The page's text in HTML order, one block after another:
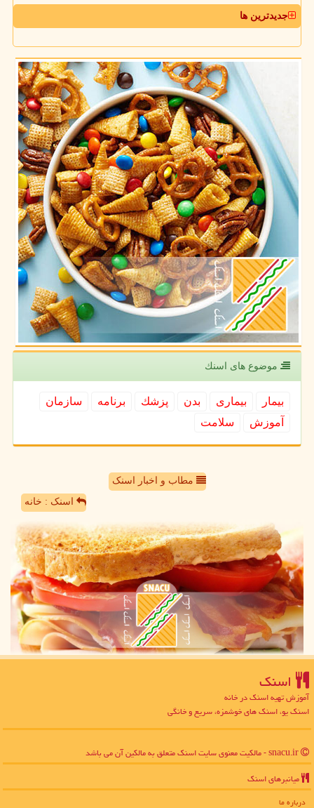
جدیدترین ها
موضوع های اسنك
بیمار بیماری بدن پزشك برنامه
سازمان
آموزش
سلامت
مطاب و اخبار اسنک
اسنک : خانه
اسنك
آموزش تهیه اسنک در خانه
اسنک یو، اسنک های خوشمزه، سریع و خانگی
میانبرهای اسنك
درباره ما